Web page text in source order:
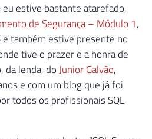
estive bastante atarefado,
de Segurança – Módulo 1,
e também estive presente no
tive o prazer e a honra de
da lenda, doJunior Galvão,
e com um blog que já foi
todos os profissionais SQL